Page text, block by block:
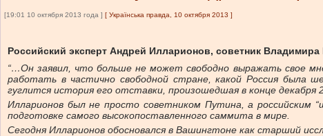
[19:01 10 октября 2013 года ] [ Українська правда, 10 октября 2013 ]
Российский эксперт Андрей Илларионов, советник
“…Он заявил, что больше не может свободно выражать свое
работать в частично свободной стране, какой Россия была
гуглится история его отставки, произошедшая в конце декабря
Илларионов был не просто советником Путина, а российским
подготовке самого высокопоставленного саммита в мире.
Сегодня Илларионов обосновался в Вашингтоне как старший